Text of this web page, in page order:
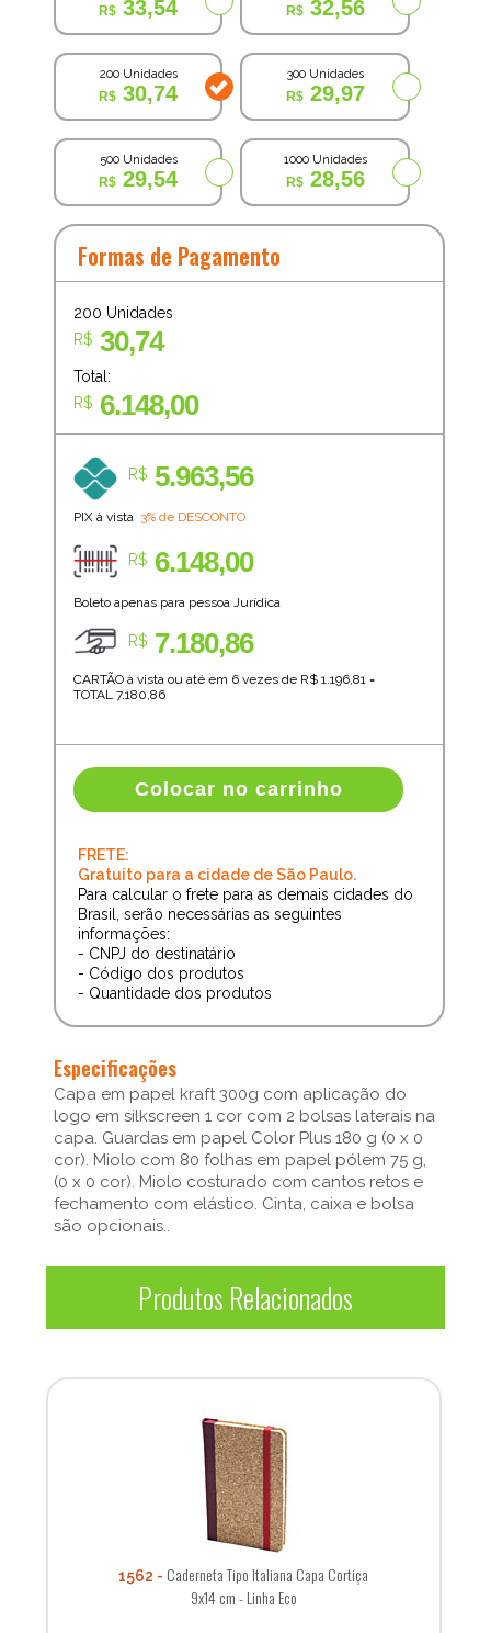
33,54 32,56
200 Unidades
30,74
300 Unidades
29,97
500 Unidades
29,54
1000 Unidades
28,56
Formas de Pagamento
200 Unidades
R$ 30,74
Total:
R$ 6.148,00
R$ 5.963,56
PIX à vista 3% de DESCONTO
R$ 6.148,00
Boleto apenas para pessoa Jurídica
R$ 7.180,86
CARTÃO à vista ou até em 6 vezes de R$ 1.196,81 =
TOTAL 7.180,86
Colocar no carrinho
FRETE:
Gratuito para a cidade de São Paulo.
Para calcular o frete para as demais cidades do
Brasil, serão necessárias as seguintes
informações:
- CNPJ do destinatário
- Código dos produtos
- Quantidade dos produtos
Especificações
Capa em papel kraft 300g com aplicação do
logo em silkscreen 1 cor com 2 bolsas laterais na
capa. Guardas em papel Color Plus 180 g (0 x 0
cor). Miolo com 80 folhas em papel pólem 75 g,
(0 x 0 cor). Miolo costurado com cantos retos e
fechamento com elástico. Cinta, caixa e bolsa
são opcionais..
Produtos Relacionados
1562
Caderneta Tipo Italiana Capa Cortiça
9x14 cm - Linha Eco